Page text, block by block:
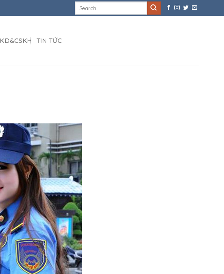
TIN TỨC